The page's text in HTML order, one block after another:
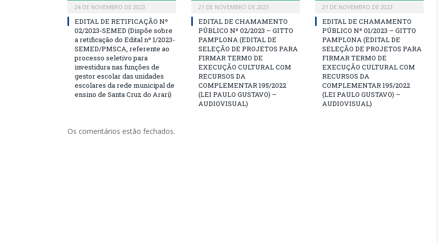
24 DE NOVEMBRO DE 2023
EDITAL DE RETIFICAÇÃO Nº
02/2023-SEMED (Dispõe sobre
a retificação do Edital nº 1/2023-
SEMED/PMSCA, referente ao
processo seletivo para
investidura nas funções de
gestor escolar das unidades
escolares da rede municipal de
ensino de Santa Cruz do Arari)
21 DE NOVEMBRO DE 2023
EDITAL DE CHAMAMENTO
PÚBLICO Nº 02/2023 – GITTO
PAMPLONA (EDITAL DE
SELEÇÃO DE PROJETOS PARA
FIRMAR TERMO DE
EXECUÇÃO CULTURAL COM
RECURSOS DA
COMPLEMENTAR 195/2022
(LEI PAULO GUSTAVO) –
AUDIOVISUAL)
21 DE NOVEMBRO DE 2023
EDITAL DE CHAMAMENTO
PÚBLICO Nº 01/2023 – GITTO
PAMPLONA (EDITAL DE
SELEÇÃO DE PROJETOS PARA
FIRMAR TERMO DE
EXECUÇÃO CULTURAL COM
RECURSOS DA
COMPLEMENTAR 195/2022
(LEI PAULO GUSTAVO) –
AUDIOVISUAL)
Os comentários estão fechados.